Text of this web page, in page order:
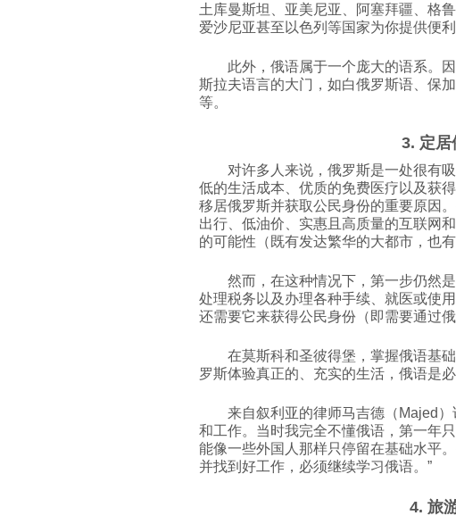
土库曼斯坦、亚美尼亚、阿塞拜疆、格
爱沙尼亚甚至以色列等国家为你提供便利
此外，俄语属于一个庞大的语系。
斯拉夫语言的大门，如白俄罗斯语、保
等。
3. 定居
对许多人来说，俄罗斯是一处很有
低的生活成本、优质的免费医疗以及获
移居俄罗斯并获取公民身份的重要原因
出行、低油价、实惠且高质量的互联网
的可能性（既有发达繁华的大都市，也
然而，在这种情况下，第一步仍然
处理税务以及办理各种手续、就医或使
还需要它来获得公民身份（即需要通过俄
在莫斯科和圣彼得堡，掌握俄语基
罗斯体验真正的、充实的生活，俄语是必
来自叙利亚的律师马吉德（Majed
和工作。当时我完全不懂俄语，第一年
能像一些外国人那样只停留在基础水平
并找到好工作，必须继续学习俄语。”
4. 旅